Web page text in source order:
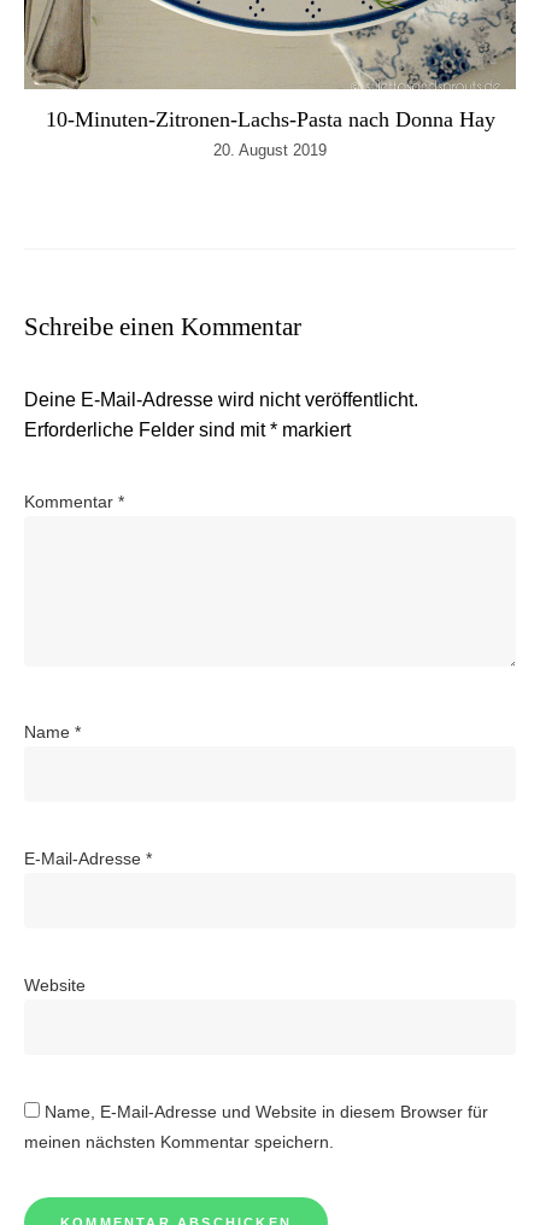
10-Minuten-Zitronen-Lachs-Pasta nach Donna Hay
20. August 2019
Schreibe einen Kommentar
Deine E-Mail-Adresse wird nicht veröffentlicht.
Erforderliche Felder sind mit* markiert
Kommentar *
Name *
E-Mail-Adresse *
Website
Name, E-Mail-Adresse und Website in diesem Browser für
meinen nächsten Kommentar speichern.